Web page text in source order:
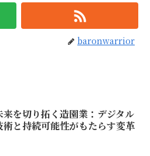
baronwarrior
来を切り拓く造園業：デジタル
術と持続可能性がもたらす変革